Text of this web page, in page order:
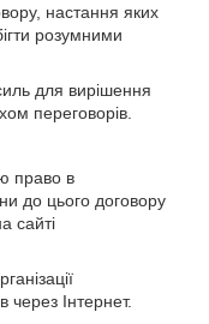
настання яких
розумними
для вирішення
переговорів.
право в
до цього договору
сайті
через Інтернет.